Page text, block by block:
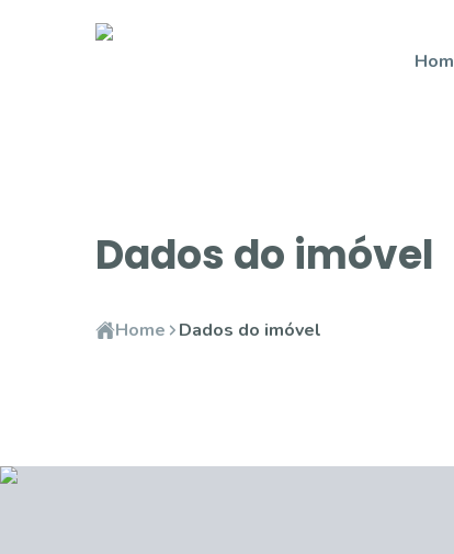
Dados do imóvel
Home Dados do imóvel